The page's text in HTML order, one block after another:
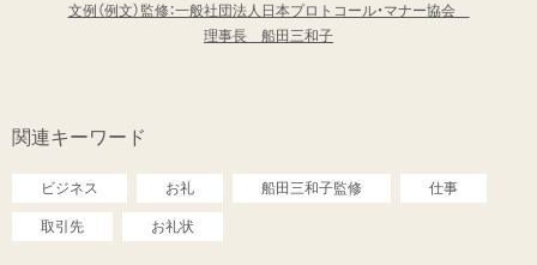
文例（例文）監修：一般社団法人日本プロトコール・マナー協会
理事長 船田三和子
関連キーワード
ビジネス お礼 船田三和子監修 仕事
取引先 お礼状